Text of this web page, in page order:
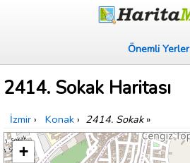
Önemli Yerler
2414. Sokak Haritası
İzmir › Konak › 2414. Sokak»
+